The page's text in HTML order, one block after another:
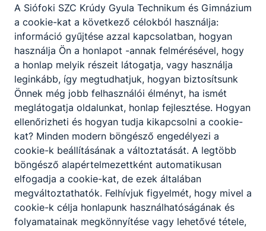
Felhívás!
Siófok város tisztaságáért
2026. jún. 14.
Admin
Krúdysok a Szakma-szigeten Zánkán
Intézményünk idén június 9-én és 11-én ismét
bemutatkozott Zánkán, játékos formában ismertetve a
képzési kínálatunkat az ott táborozó diákokkal.
A Siófoki SZC Krúdy Gyula Technikum és Gimnázium
a cookie-kat a következő célokból használja:
információ gyűjtése azzal kapcsolatban, hogyan
használja Ön a honlapot -annak felmérésével, hogy
a honlap melyik részeit látogatja, vagy használja
leginkább, így megtudhatjuk, hogyan biztosítsunk
Önnek még jobb felhasználói élményt, ha ismét
meglátogatja oldalunkat, honlap fejlesztése. Hogyan
ellenőrizheti és hogyan tudja kikapcsolni a cookie-
kat? Minden modern böngésző engedélyezi a
cookie-k beállításának a változtatását. A legtöbb
böngésző alapértelmezettként automatikusan
elfogadja a cookie-kat, de ezek általában
megváltoztathatók. Felhívjuk figyelmét, hogy mivel a
cookie-k célja honlapunk használhatóságának és
folyamatainak megkönnyítése vagy lehetővé tétele,